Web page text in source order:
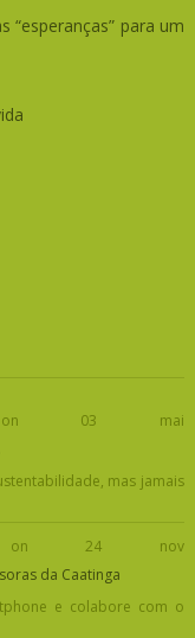
para um
on 03 mai
mas jamais
on 24 nov
da Caatinga
e colabore com o